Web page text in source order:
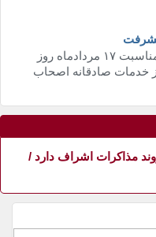
استاندار خراسان شمالی در پیامی به مناسبت ١٧ مردادماه روز
خدمات صادقانه اصحاب
مذاکرات اشراف دارد /